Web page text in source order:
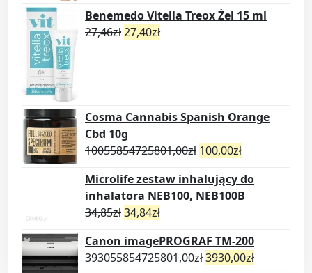
Benemedo Vitella Treox Żel 15 ml
27,46zł27,40zł
Cosma Cannabis Spanish Orange
Cbd 10g
10055854725801,00zł 100,00zł
Microlife zestaw inhalujący do
inhalatora NEB100, NEB100B
34,85zł34,84zł
Canon imagePROGRAF TM-200
393055854725801,00zł3930,00zł